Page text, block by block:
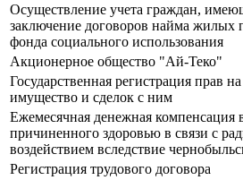
Осуществление учета граждан,
заключение договоров найма
фонда социального использования
Акционерное общество "Ай-Теко"
Государственная регистрация прав
имущество и сделок с ним
Ежемесячная денежная компенсация
причиненного здоровью в связи с
воздействием вследствие
Регистрация трудового договора